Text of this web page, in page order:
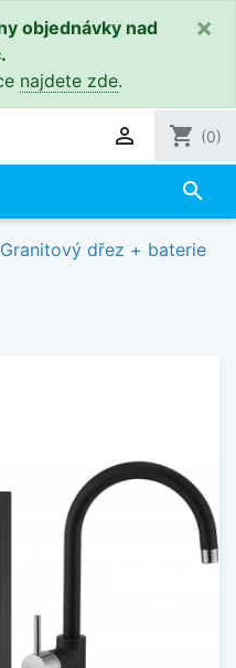
objednávky nad
najdete zde.
×
 shopping_cart (0)
search
Granitový dřez + baterie